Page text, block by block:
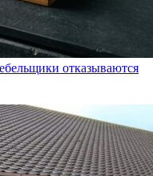
отказываются